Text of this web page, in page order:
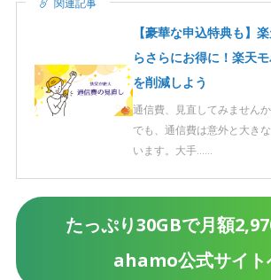
関連記事
【豪華な申込特典も】
らさらにお得に！楽天
を削減しよう
通信費、見直してみません
でも、通信費は意外と大き
います。大手……
たっぷり30GBで月額
ahamo公式サイト